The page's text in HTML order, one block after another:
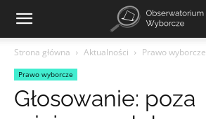
Strona główna Aktualności Prawo wyborcze
Prawo wyborcze
Głosowanie: poza